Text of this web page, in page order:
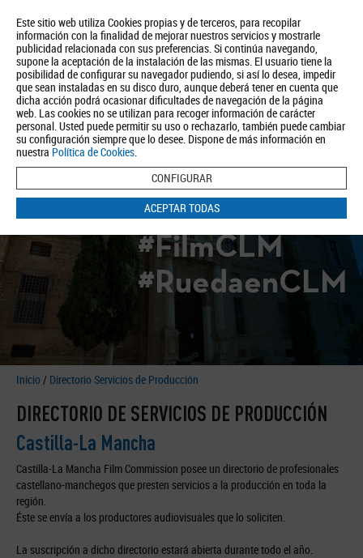
Este sitio web utiliza Cookies propias y de terceros, para recopilar
información con la finalidad de mejorar nuestros servicios y mostrarle
publicidad relacionada con sus preferencias. Si continúa navegando,
supone la aceptación de la instalación de las mismas. El usuario tiene la
posibilidad de configurar su navegador pudiendo, si así lo desea, impedir
que sean instaladas en su disco duro, aunque deberá tener en cuenta que
dicha acción podrá ocasionar dificultades de navegación de la página
web. Las cookies no se utilizan para recoger información de carácter
personal. Usted puede permitir su uso o rechazarlo, también puede cambiar
su configuración siempre que lo desee. Dispone de más información en
nuestra Política de Cookies.
CONFIGURAR
ACEPTAR TODAS
Quiénes somos Turismo Política de Privacidad Aviso Legal
Política de Cookies
BUSCAR
#FilmCLM
#RuedaenCLM
Inicio / Directorio Servicios de Producción
DIRECTORIO DE SERVICIOS DE PRODUCCIÓN
Castilla-La Mancha
Castilla-La Mancha Film Commission posee un directorio de profesionales
castellano-manchegos que presten servicios a la producción en toda la
región.
Éste se envía a los productores audiovisuales que lo soliciten.
La suscripción a dicho directorio estará abierta durante todo el año.